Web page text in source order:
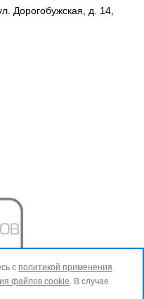
Дорогобужская, д. 14,
с политикой применения
файлов cookie. В случае